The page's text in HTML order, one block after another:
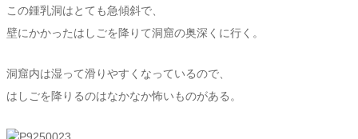
この鍾乳洞はとても急傾斜で、
壁にかかったはしごを降りて洞窟の奥深くに行く。
洞窟内は湿って滑りやすくなっているので、
はしごを降りるのはなかなか怖いものがある。